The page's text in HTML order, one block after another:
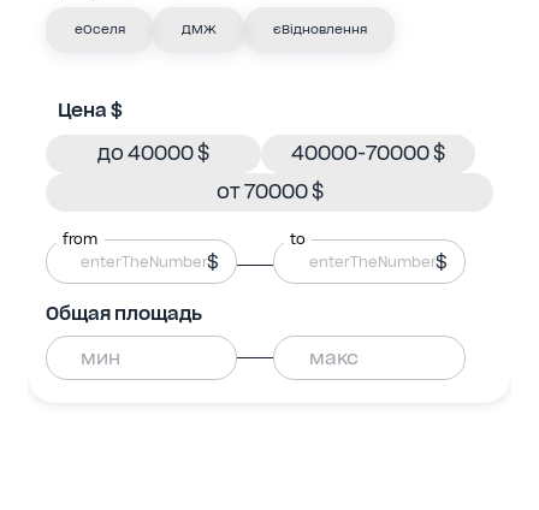
еОселя ДМЖ єВідновлення
Цена $
до 40000 $
40000-70000 $
от 70000 $
from
$
to
$
Общая площадь